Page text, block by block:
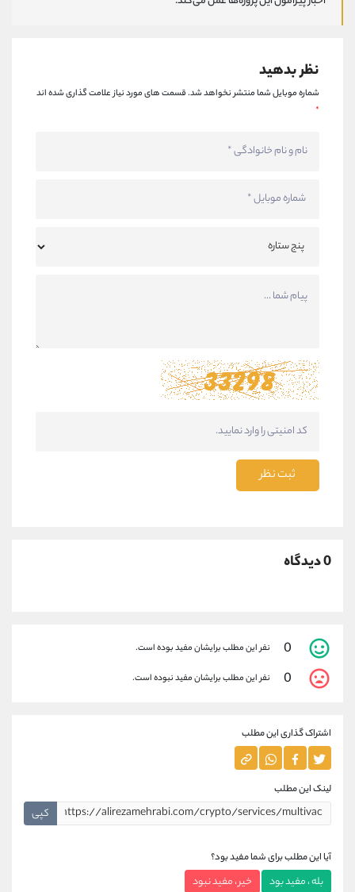
نظر بدهید
شماره موبایل شما منتشر نخواهد شد.قسمت های مورد نیاز علامت گذاری شده اند
*
ثبت نظر
0 دیدگاه
0 نفر این مطلب برایشان مفید بوده است.
0 نفر این مطلب برایشان مفید نبوده است.
اشتراک گذاری این مطلب
لینک این مطلب
کپی
آیا این مطلب برای شما مفید بود؟
بله ، مفید بود خیر ، مفید نبود